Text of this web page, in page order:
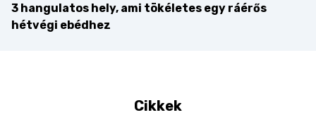
3 hangulatos hely, ami tökéletes egy ráérős
hétvégi ebédhez
Cikkek